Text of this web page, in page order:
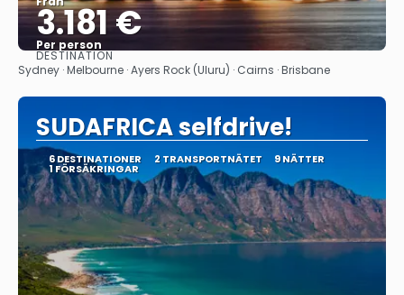
3.181 €
Per person
Se
DESTINATION
Sydney · Melbourne · Ayers Rock (Uluru) · Cairns · Brisbane
SUDAFRICA selfdrive!
6 DESTINATIONER 2 TRANSPORTNÄTET 9 NÄTTER
1 FÖRSÄKRINGAR